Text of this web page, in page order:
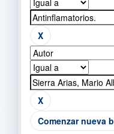
Comenzar nueva